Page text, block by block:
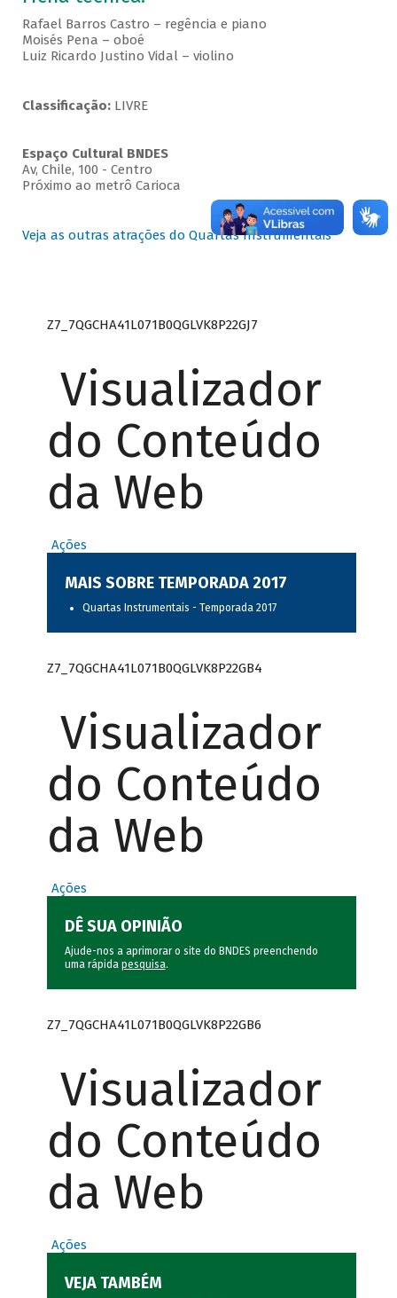
Rafael Barros Castro – regência e piano
Moisés Pena – oboé
Luiz Ricardo Justino Vidal – violino
Classificação:LIVRE
Espaço Cultural BNDES
Av, Chile, 100 - Centro
Próximo ao metrô Carioca
Veja as outras atrações do Quartas Instrumentais
Z7_7QGCHA41L071B0QGLVK8P22GJ7
Visualizador
do Conteúdo
da Web
Ações
MAIS SOBRE TEMPORADA 2017
Quartas Instrumentais - Temporada 2017
Z7_7QGCHA41L071B0QGLVK8P22GB4
Visualizador
do Conteúdo
da Web
Ações
DÊ SUA OPINIÃO
Ajude-nos a aprimorar o site do BNDES preenchendo
uma rápida pesquisa.
Z7_7QGCHA41L071B0QGLVK8P22GB6
Visualizador
do Conteúdo
da Web
Ações
VEJA TAMBÉM